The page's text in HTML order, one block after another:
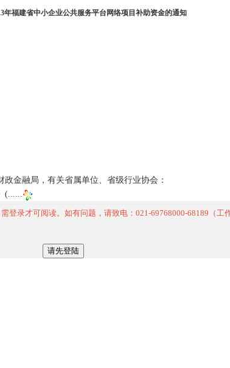
福建省中小企业公共服务平台网络项目补助资金的通知
金融局，有关省属单位、省级行业协会：
(......
录才可阅读。如有问题，请致电：021-69768000-68189（工